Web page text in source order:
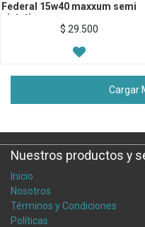
Federal 15w40 maxxum semi
sintetico
$ 29.500
Cargar
Nuestros productos y
Inicio
Nosotros
Términos y Condiciones
Políticas